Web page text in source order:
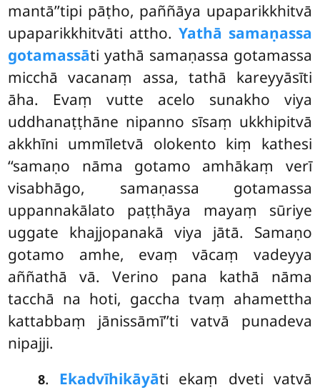
mantā’’tipi pāṭho, paññāya upaparikkhitvā
upaparikkhitvāti attho. Yathā samaṇassa
gotamassāti yathā samaṇassa gotamassa
micchā vacanaṃ assa, tathā kareyyāsīti
āha. Evaṃ vutte acelo sunakho viya
uddhanaṭṭhāne nipanno sīsaṃ ukkhipitvā
akkhīni ummīletvā olokento kiṃ kathesi
‘‘samaṇo nāma gotamo amhākaṃ verī
visabhāgo, samaṇassa gotamassa
uppannakālato paṭṭhāya mayaṃ sūriye
uggate khajjopanakā viya jātā. Samaṇo
gotamo amhe, evaṃ vācaṃ vadeyya
aññathā vā. Verino pana kathā nāma
tacchā na hoti, gaccha tvaṃ ahamettha
kattabbaṃ jānissāmī’’ti vatvā punadeva
nipajji.
8. Ekadvīhikāyāti ekaṃ dveti vatvā